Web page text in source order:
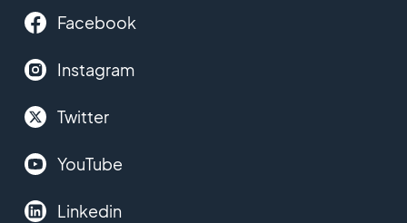
Facebook
Instagram
Twitter
YouTube
Linkedin